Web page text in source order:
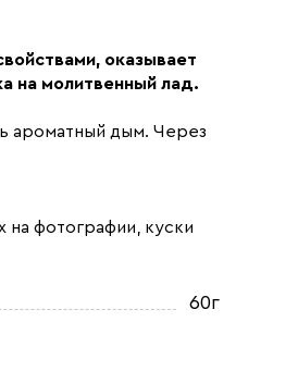
оказывает
на молитвенный лад.
ароматный дым. Через
на фотографии, куски
60г